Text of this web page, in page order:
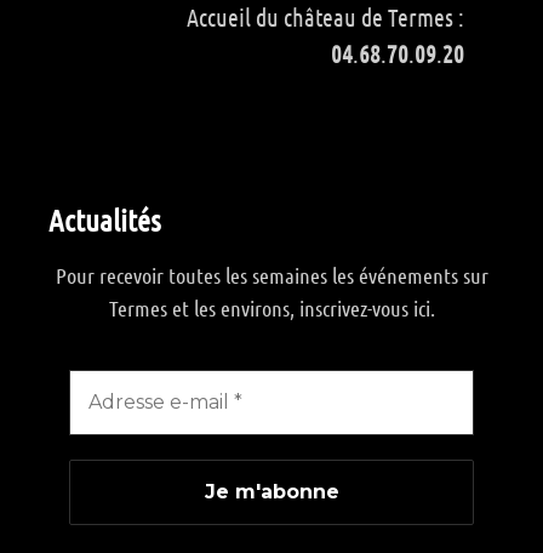
Accueil du château de Termes :
04.68.70.09.20
Actualités
Pour recevoir toutes les semaines les événements sur
Termes et les environs, inscrivez-vous ici.